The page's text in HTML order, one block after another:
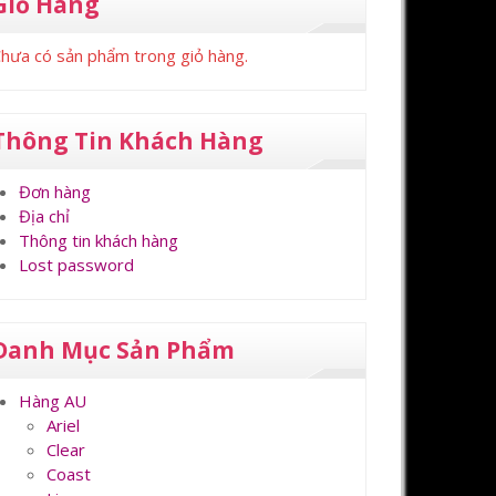
có sản phẩm trong giỏ hàng.
Tin Khách Hàng
Đơn hàng
Địa chỉ
Thông tin khách hàng
Lost password
Mục Sản Phẩm
Hàng AU
Ariel
Clear
Coast